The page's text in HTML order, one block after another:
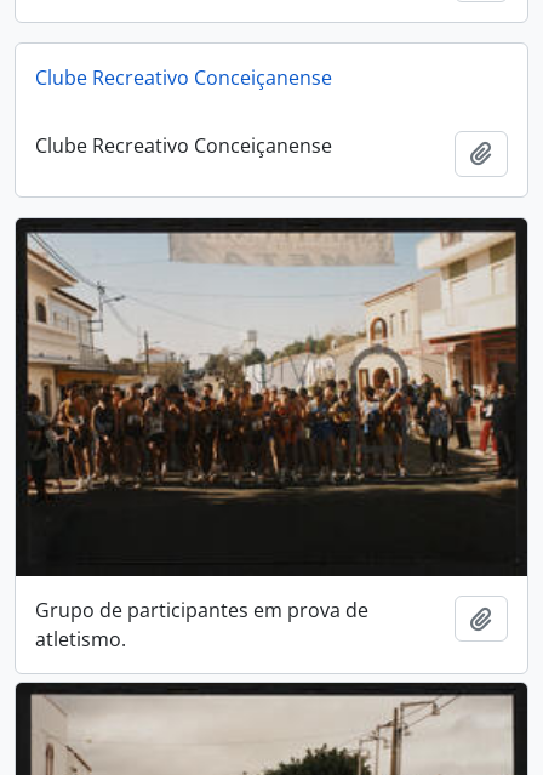
Clube Recreativo Conceiçanense
Clube Recreativo Conceiçanense
Grupo de participantes em prova de
atletismo.